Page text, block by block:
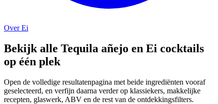
Over Ei
Bekijk alle Tequila añejo en Ei cocktails
op één plek
Open de volledige resultatenpagina met beide ingrediënten vooraf
geselecteerd, en verfijn daarna verder op klassiekers, makkelijke
recepten, glaswerk, ABV en de rest van de ontdekkingsfilters.